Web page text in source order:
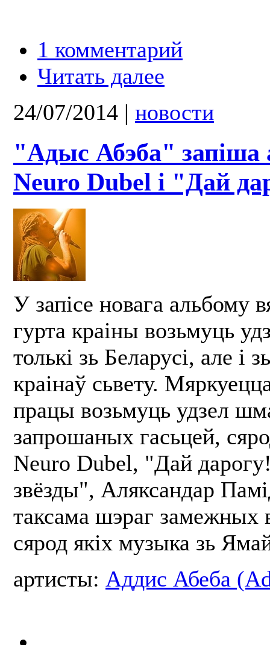
1 комментарий
Читать далее
24/07/2014 | новости
"Адыс Абэба" запіша
Neuro Dubel і "Дай
У запісе новага альбому
гурта краіны возьмуць
толькі зь Беларусі, але і
краінаў сьвету.
працы возьмуць удзел
запрошаных гасьцей,
Neuro Dubel, "Дай
звёзды", Аляксандар
таксама шэраг замежных
сярод якіх музыка зь
артисты: Аддис Абеба